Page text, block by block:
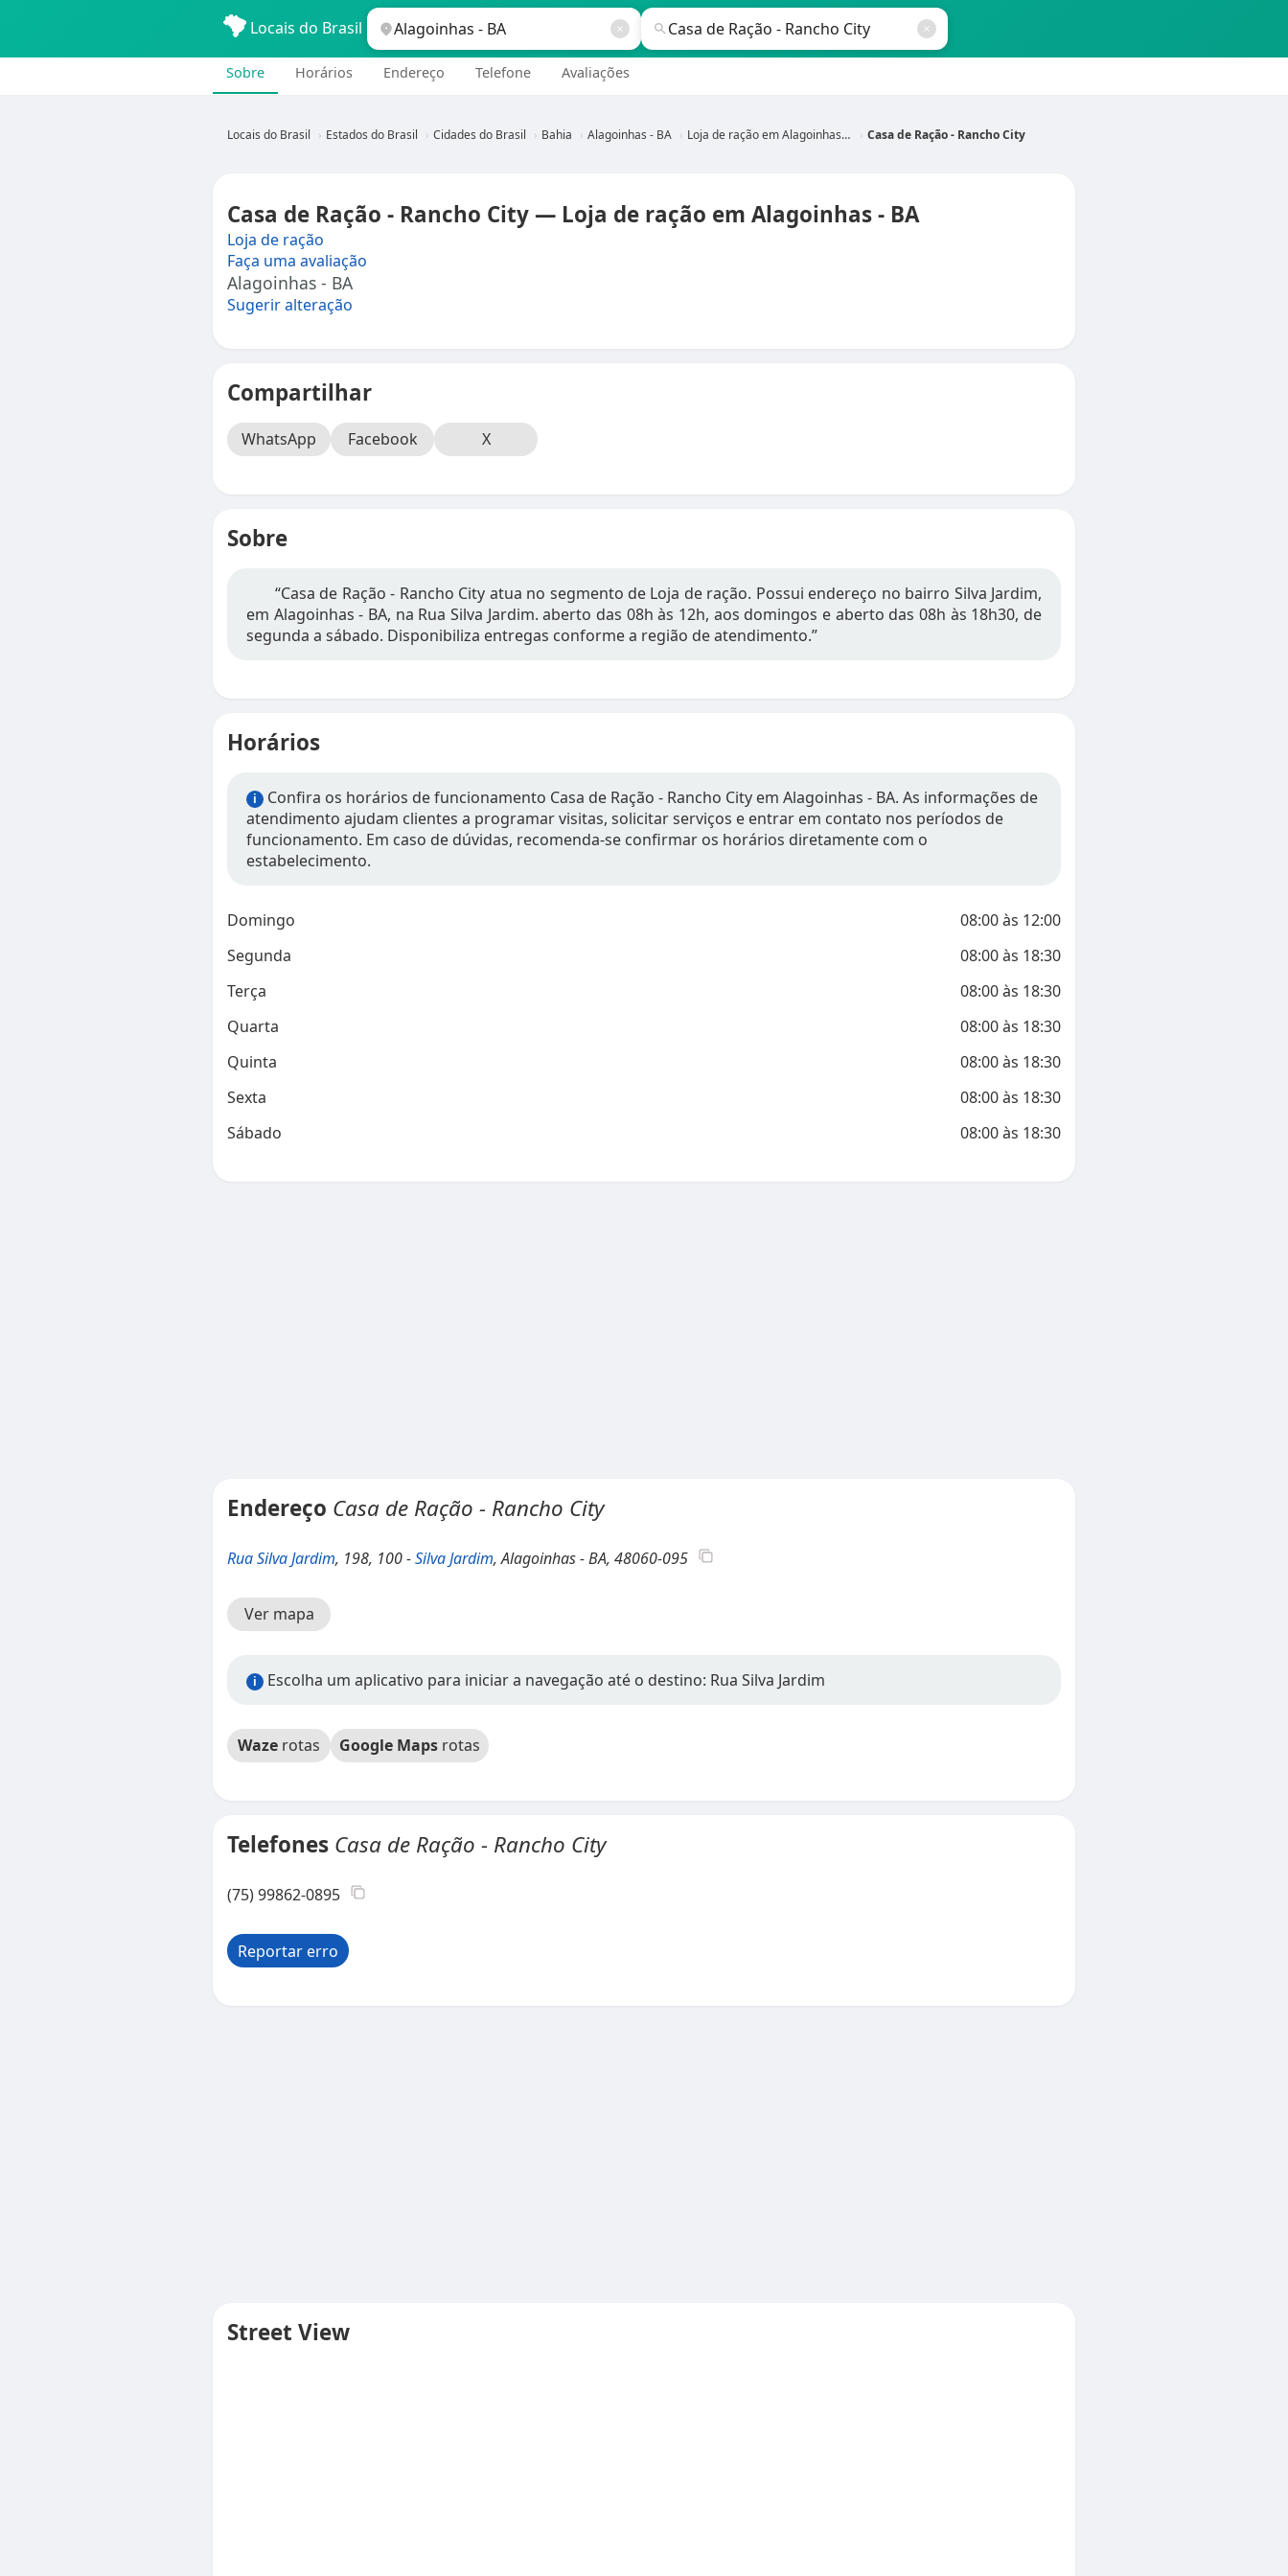
Locais do Brasil
Sobre Horários Endereço Telefone Avaliações
Locais do Brasil Estados do Brasil Cidades do Brasil Bahia Alagoinhas - BA Loja de ração em Alagoinhas - BA Casa de Ração - Rancho City
Casa de Ração - Rancho City — Loja de ração em Alagoinhas - BA
Loja de ração
Faça uma avaliação
Alagoinhas - BA
Sugerir alteração
Compartilhar
WhatsApp Facebook X
Sobre
“Casa de Ração - Rancho City atua no segmento de Loja de ração. Possui endereço no bairro Silva Jardim,
em Alagoinhas - BA, na Rua Silva Jardim. aberto das 08h às 12h, aos domingos e aberto das 08h às 18h30, de
segunda a sábado. Disponibiliza entregas conforme a região de atendimento.”
Horários
i
Confira os horários de funcionamento Casa de Ração - Rancho City em Alagoinhas - BA. As informações de
atendimento ajudam clientes a programar visitas, solicitar serviços e entrar em contato nos períodos de
funcionamento. Em caso de dúvidas, recomenda-se confirmar os horários diretamente com o
estabelecimento.
Domingo 08:00às 12:00
Segunda
08:00às 18:30
Terça
08:00às 18:30
Quarta
08:00às 18:30
Quinta
08:00às 18:30
Sexta
08:00às 18:30
Sábado
08:00às 18:30
Endereço Casa de Ração - Rancho City
Rua Silva Jardim, 198, 100 -Silva Jardim, Alagoinhas - BA, 48060-095
Ver mapa
i Escolha um aplicativo para iniciar a navegação até o destino: Rua Silva Jardim
Waze rotas Google Maps rotas
Telefones Casa de Ração - Rancho City
(75) 99862-0895
Reportar erro
Street View